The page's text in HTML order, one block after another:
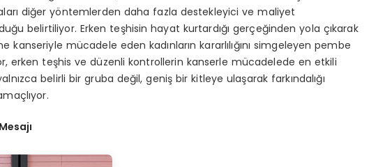
diğer yöntemlerden daha fazla destekleyici ve maliyet
belirtiliyor. Erken teşhisin hayat kurtardığı gerçeğinden yola çıkarak
kanseriyle mücadele eden kadınların kararlılığını simgeleyen pembe
erken teşhis ve düzenli kontrollerin kanserle mücadelede en etkili
belirli bir gruba değil, geniş bir kitleye ulaşarak farkındalığı